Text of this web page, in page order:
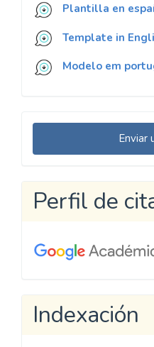
Plantilla en
Template in
Modelo em
Enviar
un
Enviar
Perfil de
Indexación